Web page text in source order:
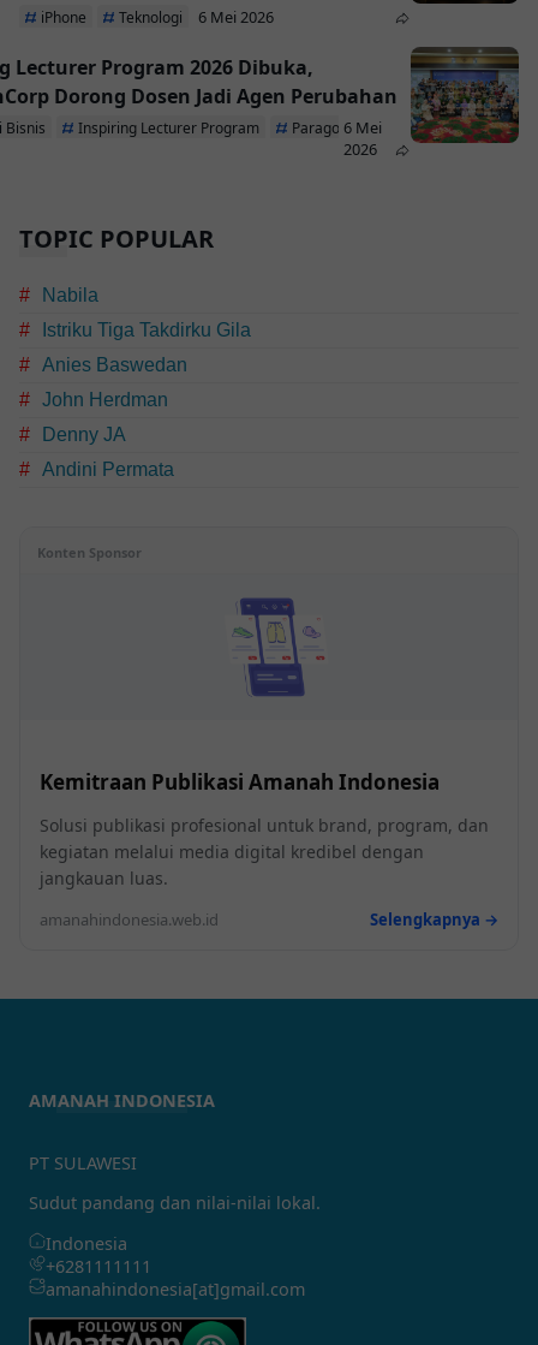
iPhone Teknologi 6 Mei 2026
Lecturer Program 2026 Dibuka,
Dorong Dosen Jadi Agen Perubahan
Bisnis Inspiring Lecturer Program ParagonCorp
6 Mei
2026
TOPIC POPULAR
Nabila
Istriku Tiga Takdirku Gila
Anies Baswedan
John Herdman
Denny JA
Andini Permata
Konten Sponsor
Kemitraan Publikasi Amanah Indonesia
Solusi publikasi profesional untuk brand, program, dan
kegiatan melalui media digital kredibel dengan
jangkauan luas.
amanahindonesia.web.id Selengkapnya →
AMANAH INDONESIA
PT SULAWESI
Sudut pandang dan nilai-nilai lokal.
Indonesia
+6281111111
amanahindonesia[at]gmail.com